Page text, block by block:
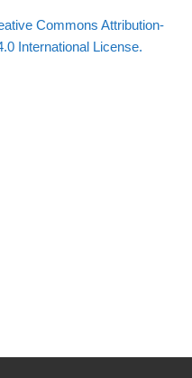
Commons Attribution-
International License.